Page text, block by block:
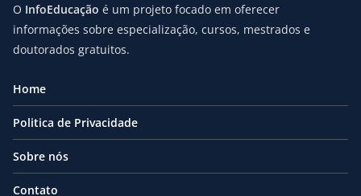
O InfoEducação é um projeto focado em oferecer
informações sobre especialização, cursos, mestrados e
doutorados gratuitos.
Home
Politica de Privacidade
Sobre nós
Contato